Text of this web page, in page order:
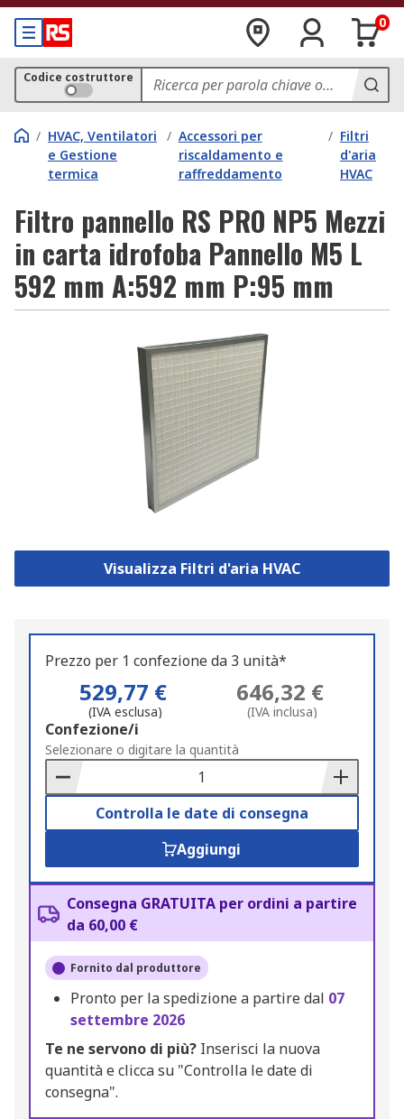
0
Codice costruttore
/ HVAC, Ventilatori
e Gestione
termica
/ Accessori per
riscaldamento e
raffreddamento
/ Filtri
d'aria
HVAC
Filtro pannello RS PRO NP5 Mezzi
in carta idrofoba Pannello M5 L
592 mm A:592 mm P:95 mm
Visualizza Filtri d'aria HVAC
Prezzo per 1 confezione da 3 unità*
529,77 €
(IVA esclusa)
646,32 €
(IVA inclusa)
Add
to
Basket
Confezione/i
Selezionare o digitare la quantità
Controlla le date di consegna
Aggiungi
Consegna GRATUITA per ordini a partire
da 60,00 €
Fornito dal produttore
Pronto per la spedizione a partire dal 07
settembre 2026
Te ne servono di più? Inserisci la nuova
quantità e clicca su "Controlla le date di
consegna".